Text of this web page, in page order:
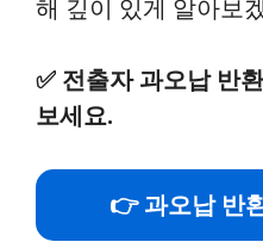
해 깊이 있게 알아보
✅ 전출자 과오납 반
보세요.
👉 과오납 반